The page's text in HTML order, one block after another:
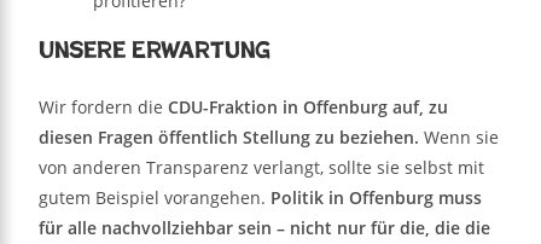
Unsere Erwartung
Wir fordern dieCDU-Fraktion in Offenburg auf, zu
diesen Fragen öffentlich Stellung zu beziehen. Wenn sie
von anderen Transparenz verlangt, sollte sie selbst mit
gutem Beispiel vorangehen. Politik in Offenburg muss
für alle nachvollziehbar sein – nicht nur für die, die die